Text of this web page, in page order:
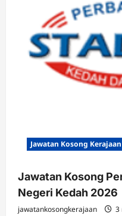
Jawatan Kosong Kerajaan
Jawatan Kosong
Negeri Kedah 2026
jawatankosongkerajaan 3